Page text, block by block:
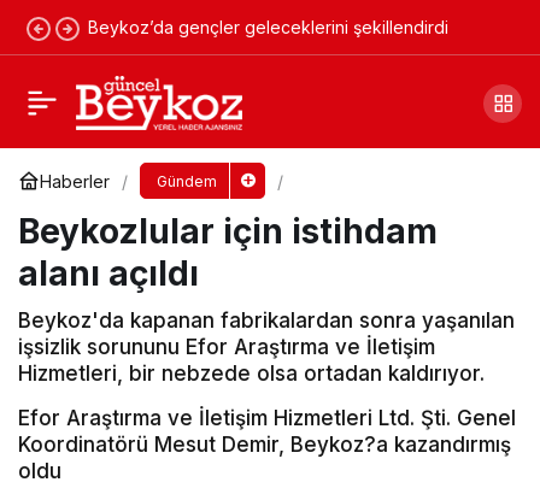
Beykoz’da gençler geleceklerini şekillendirdi
Haberler Gündem
Beykozlular için istihdam
alanı açıldı
Beykoz'da kapanan fabrikalardan sonra yaşanılan
işsizlik sorununu Efor Araştırma ve İletişim
Hizmetleri, bir nebzede olsa ortadan kaldırıyor.
Efor Araştırma ve İletişim Hizmetleri Ltd. Şti. Genel
Koordinatörü Mesut Demir, Beykoz?a kazandırmış
oldu
Fetih kutlamaları ilk Trakyalılardan geldi
Yorum Yap Paylaş